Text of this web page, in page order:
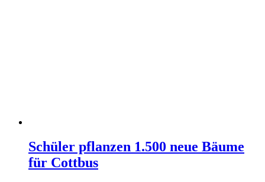
Schüler pflanzen 1.500 neue Bäume
für Cottbus